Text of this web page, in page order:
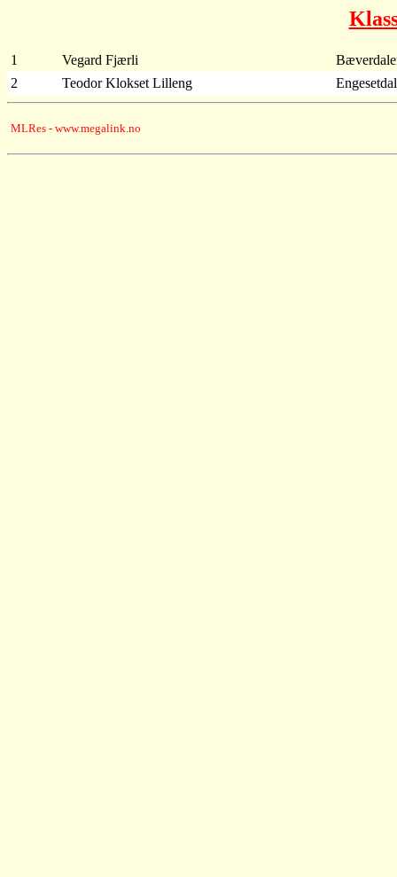
1 Vegard Fjærli
2
Teodor Klokset Lilleng
MLRes - www.megalink.no